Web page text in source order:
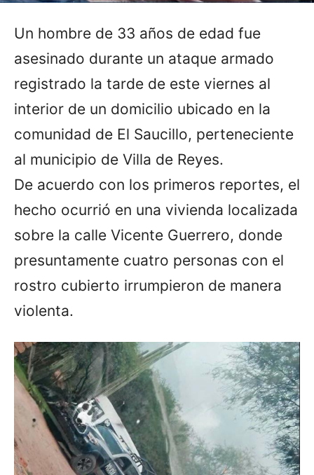
Un hombre de 33 años de edad fue
asesinado durante un ataque armado
registrado la tarde de este viernes al
interior de un domicilio ubicado en la
comunidad de El Saucillo, perteneciente
al municipio de Villa de Reyes.
De acuerdo con los primeros reportes, el
hecho ocurrió en una vivienda localizada
sobre la calle Vicente Guerrero, donde
presuntamente cuatro personas con el
rostro cubierto irrumpieron de manera
violenta.